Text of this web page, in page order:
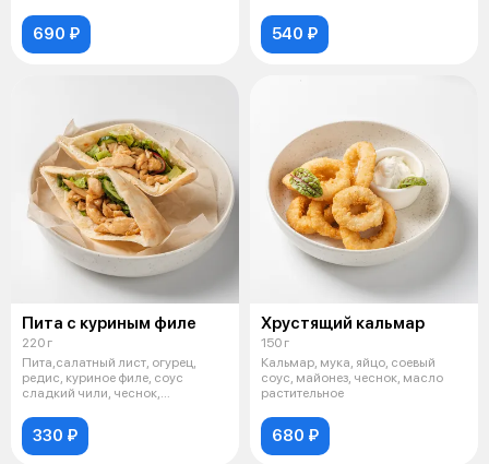
690 ₽ 540 ₽
Пита с куриным филе
220 г
Пита,салатный лист, огурец,
редис, куриное филе, соус
сладкий чили, чеснок,
330 ₽
Хрустящий кальмар
150 г
Кальмар, мука, яйцо, соевый
соус, майонез, чеснок, масло
растительное
680 ₽